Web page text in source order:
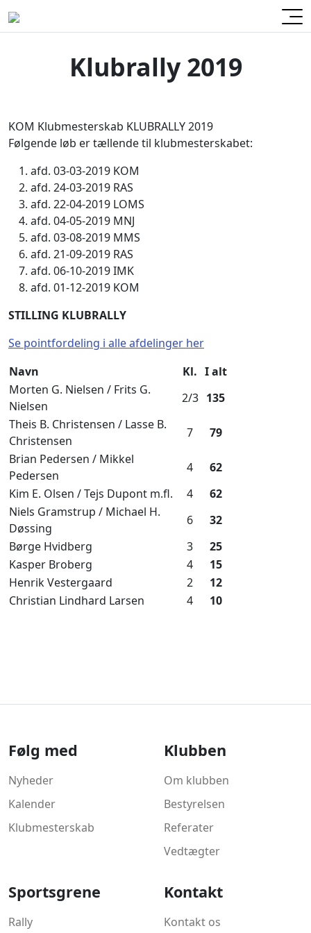
Klubrally 2019
KOM Klubmesterskab KLUBRALLY 2019
Følgende løb er tællende til klubmesterskabet:
afd. 03-03-2019 KOM
afd. 24-03-2019 RAS
afd. 22-04-2019 LOMS
afd. 04-05-2019 MNJ
afd. 03-08-2019 MMS
afd. 21-09-2019 RAS
afd. 06-10-2019 IMK
afd. 01-12-2019 KOM
STILLING KLUBRALLY
Se pointfordeling i alle afdelinger her
Navn
Kl. I alt
Morten G. Nielsen / Frits G.
Nielsen
2/3 135
Theis B. Christensen / Lasse B.
Christensen
7
79
Brian Pedersen / Mikkel
Pedersen
4
62
Kim E. Olsen / Tejs Dupont m.fl.
4
62
Niels Gramstrup / Michael H.
Døssing
6
32
Børge Hvidberg
3
25
Kasper Broberg
4
15
Henrik Vestergaard
2
12
Christian Lindhard Larsen
4 10
Følg med
Nyheder
Kalender
Klubmesterskab
Klubben
Om klubben
Bestyrelsen
Referater
Vedtægter
Sportsgrene
Rally
Kontakt
Kontakt os